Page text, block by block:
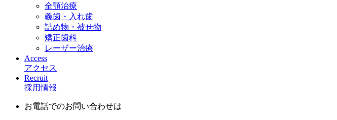
全顎治療
義歯・入れ歯
詰め物・被せ物
矯正歯科
レーザー治療
Access
アクセス
Recruit
採用情報
お電話でのお問い合わせは